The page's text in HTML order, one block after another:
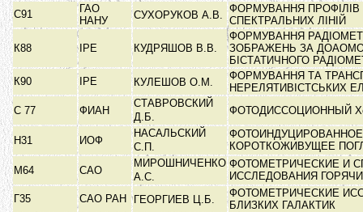
С91
ГАО
НАНУ
СУХОРУКОВ А.В.
ФОРМУВАННЯ ПРОФІЛІВ
СПЕКТРАЛЬНИХ ЛІНІЙ
К88 ІРЕ КУДРЯШОВ В.В.
ФОРМУВАННЯ
ЗОБРАЖЕНЬ ЗА
БІСТАТИЧНОГО
К90
ІРЕ КУЛЕШОВ О.М.
ФОРМУВАННЯ ТА
НЕРЕЛЯТИВІСТСЬКИХ
С 77
ФИАН
СТАВРОВСКИЙ
Д.Б.
ФОТОДИССОЦИОННЫЙ
Н31 ИОФ
НАСАЛЬСКИЙ
С.П.
ФОТОИНДУЦИРОВАННОЕ
КОРОТКОЖИВУЩЕЕ
М64
САО
МИРОШНИЧЕНКО
А.С.
ФОТОМЕТРИЧЕСКИЕ И
ИССЛЕДОВАНИЯ
Г35
САО РАН ГЕОРГИЕВ Ц.Б.
ФОТОМЕТРИЧЕСКИЕ
БЛИЗКИХ ГАЛАКТИК